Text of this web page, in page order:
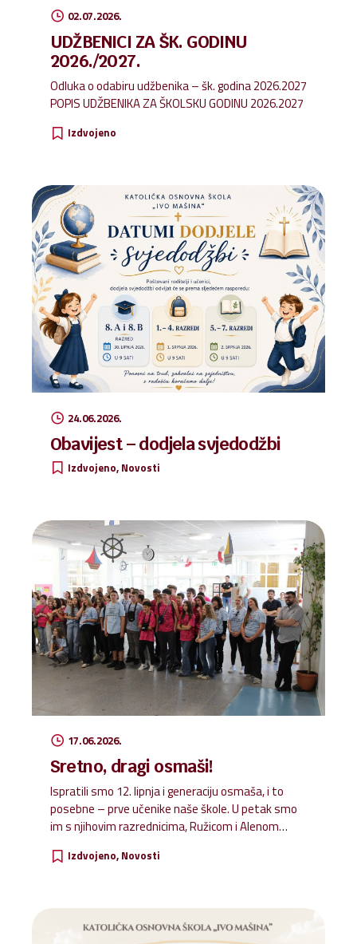
02.07.2026.
UDŽBENICI ZA ŠK. GODINU
2026./2027.
Odluka o odabiru udžbenika – šk. godina 2026.2027
POPIS UDŽBENIKA ZA ŠKOLSKU GODINU 2026.2027
Izdvojeno
24.06.2026.
Obavijest – dodjela svjedodžbi
Izdvojeno Novosti
17.06.2026.
Sretno, dragi osmaši!
Ispratili smo 12. lipnja i generaciju osmaša, i to
posebne – prve učenike naše škole. U petak smo
im s njihovim razrednicima, Ružicom i Alenom
i snimke od samih početaka, a naši vrijedni kuhari
obilje Božjeg blagoslova na putu kojim kročite!
Izdvojeno Novosti